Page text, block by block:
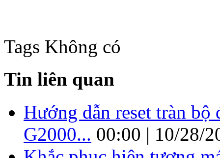
Tags Không có
Tin liên quan
Hướng dẫn reset tràn bộ
G2000... 00:00 | 10/28/